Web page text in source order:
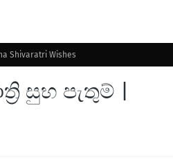
Shivaratri Wishes
සුභ පැතුම් |